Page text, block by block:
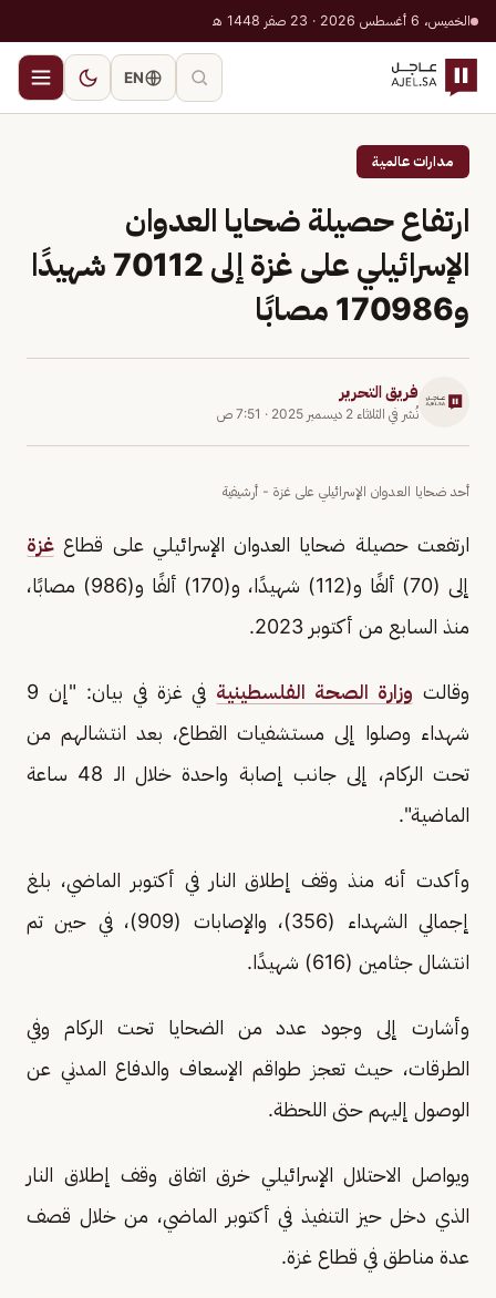
الخميس، 6 أغسطس 2026 · 23 صفر 1448 هـ
EN
مدارات عالمية
ارتفاع حصيلة ضحايا العدوان
الإسرائيلي على غزة إلى 70112 شهيدًا
و170986 مصابًا
فريق التحرير
نُشر في الثلاثاء 2 ديسمبر 2025 · 7:51 ص
أحد ضحايا العدوان الإسرائيلي على غزة - أرشيفية
ارتفعت حصيلة ضحايا العدوان الإسرائيلي على قطاع غزة
إلى (70) ألفًا و(112) شهيدًا، و(170) ألفًا و(986) مصابًا،
منذ السابع من أكتوبر 2023.
وقالت وزارة الصحة الفلسطينية
في غزة في بيان: "إن 9
شهداء وصلوا إلى مستشفيات القطاع، بعد انتشالهم من
تحت الركام، إلى جانب إصابة واحدة خلال الـ 48 ساعة
الماضية".
وأكدت أنه منذ وقف إطلاق النار في أكتوبر الماضي، بلغ
إجمالي الشهداء (356)، والإصابات (909)، في حين تم
انتشال جثامين (616) شهيدًا.
وأشارت إلى وجود عدد من الضحايا تحت الركام وفي
الطرقات، حيث تعجز طواقم الإسعاف والدفاع المدني عن
الوصول إليهم حتى اللحظة.
ويواصل الاحتلال الإسرائيلي خرق اتفاق وقف إطلاق النار
الذي دخل حيز التنفيذ في أكتوبر الماضي، من خلال قصف
عدة مناطق في قطاع غزة.